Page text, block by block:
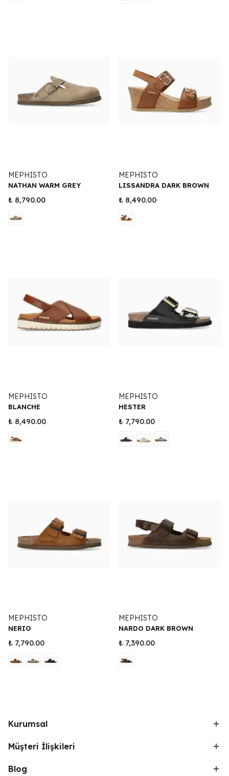
MEPHISTO
NATHAN WARM GREY
₺ 8,790.00
MEPHISTO
LISSANDRA DARK BROWN
₺ 8,490.00
MEPHISTO
BLANCHE
₺ 8,490.00
MEPHISTO
HESTER
₺ 7,790.00
MEPHISTO
NERIO
₺ 7,790.00
MEPHISTO
NARDO DARK BROWN
₺ 7,390.00
Kurumsal
Müşteri İlişkileri
Blog